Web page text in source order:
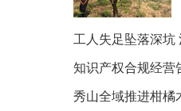
工人失足坠落深坑
知识产权合规经营
秀山全域推进柑橘